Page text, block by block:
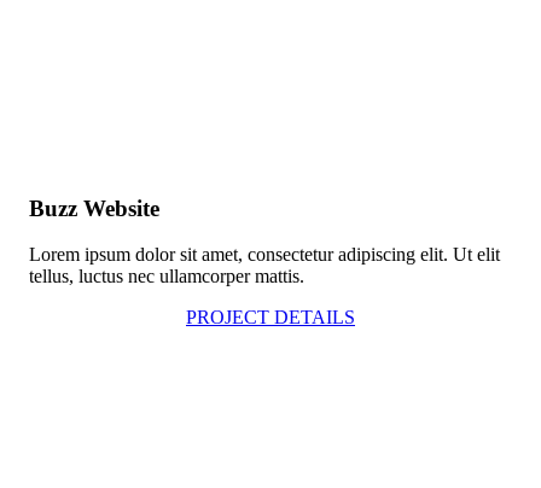
Buzz Website
Lorem ipsum dolor sit amet, consectetur adipiscing elit. Ut elit
tellus, luctus nec ullamcorper mattis.
PROJECT DETAILS